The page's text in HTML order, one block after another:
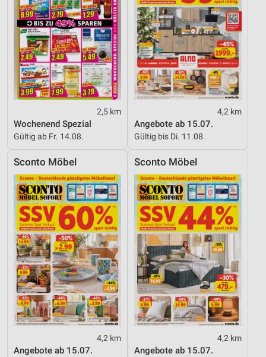
2,5 km
Wochenend Spezial
Gültig ab Fr. 14.08.
4,2 km
Angebote ab 15.07.
Gültig bis Di. 11.08.
Sconto Möbel
4,2 km
Angebote ab 15.07.
Sconto Möbel
4,2 km
Angebote ab 15.07.